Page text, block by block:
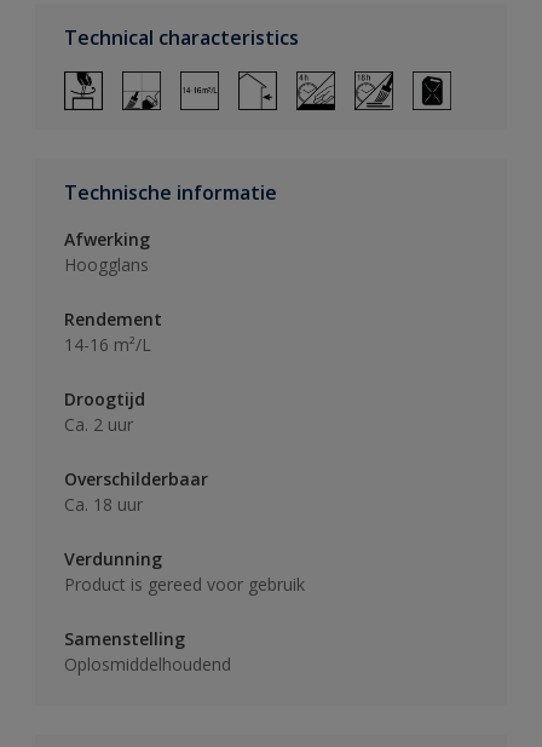
Technical characteristics
Technische informatie
Afwerking
Hoogglans
Rendement
14-16 m²/L
Droogtijd
Ca. 2 uur
Overschilderbaar
Ca. 18 uur
Verdunning
Product is gereed voor gebruik
Samenstelling
Oplosmiddelhoudend